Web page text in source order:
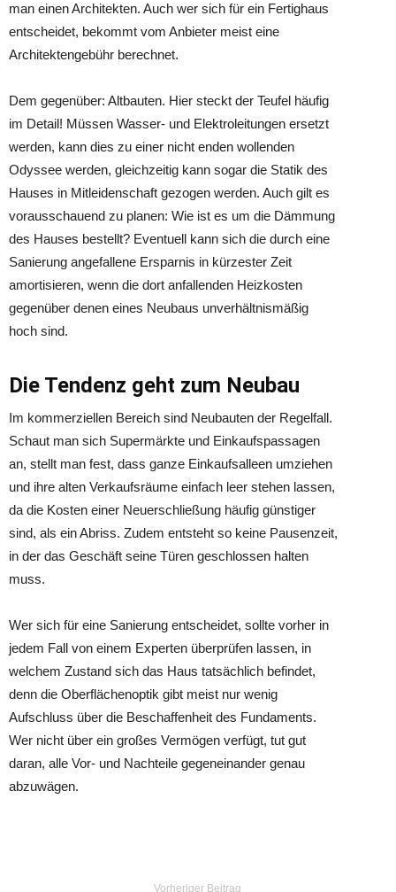
man einen Architekten. Auch wer sich für ein Fertighaus
entscheidet, bekommt vom Anbieter meist eine
Architektengebühr berechnet.
Dem gegenüber: Altbauten. Hier steckt der Teufel häufig
im Detail! Müssen Wasser- und Elektroleitungen ersetzt
werden, kann dies zu einer nicht enden wollenden
Odyssee werden, gleichzeitig kann sogar die Statik des
Hauses in Mitleidenschaft gezogen werden. Auch gilt es
vorausschauend zu planen: Wie ist es um die Dämmung
des Hauses bestellt? Eventuell kann sich die durch eine
Sanierung angefallene Ersparnis in kürzester Zeit
amortisieren, wenn die dort anfallenden Heizkosten
gegenüber denen eines Neubaus unverhältnismäßig
hoch sind.
Die Tendenz geht zum Neubau
Im kommerziellen Bereich sind Neubauten der Regelfall.
Schaut man sich Supermärkte und Einkaufspassagen
an, stellt man fest, dass ganze Einkaufsalleen umziehen
und ihre alten Verkaufsräume einfach leer stehen lassen,
da die Kosten einer Neuerschließung häufig günstiger
sind, als ein Abriss. Zudem entsteht so keine Pausenzeit,
in der das Geschäft seine Türen geschlossen halten
muss.
Wer sich für eine Sanierung entscheidet, sollte vorher in
jedem Fall von einem Experten überprüfen lassen, in
welchem Zustand sich das Haus tatsächlich befindet,
denn die Oberflächenoptik gibt meist nur wenig
Aufschluss über die Beschaffenheit des Fundaments.
Wer nicht über ein großes Vermögen verfügt, tut gut
daran, alle Vor- und Nachteile gegeneinander genau
abzuwägen.
Vorheriger Beitrag